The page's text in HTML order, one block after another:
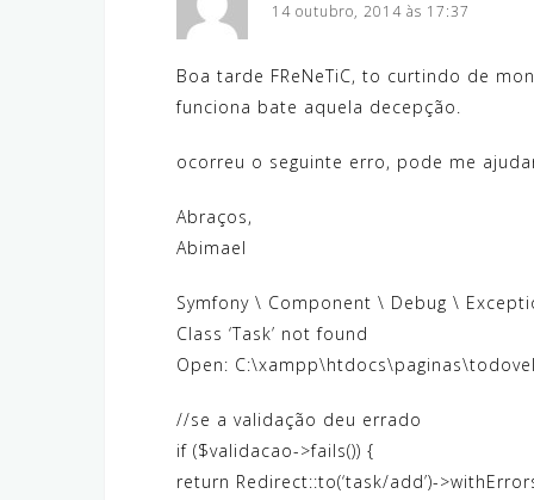
14 outubro, 2014 às 17:37
Boa tarde FReNeTiC, to curtindo de
funciona bate aquela decepção.
ocorreu o seguinte erro, pode me
Abraços,
Abimael
Symfony \ Component \ Debug \
Class ‘Task’ not found
Open:
//se a validação deu errado
if ($validacao->fails()) {
return Redirect::to(‘task/add’)-